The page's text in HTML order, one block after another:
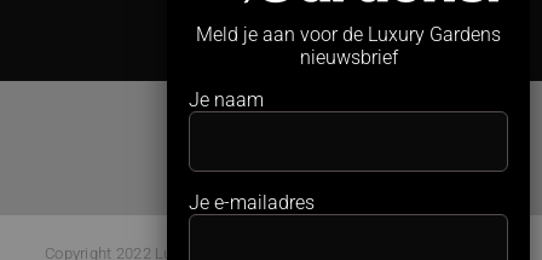
Copyright 2022 Luxury Gardens Magazine | All Rights Reserved |
Meld je aan voor de Luxury Gardens
nieuwsbrief
Je naam
Je e-mailadres